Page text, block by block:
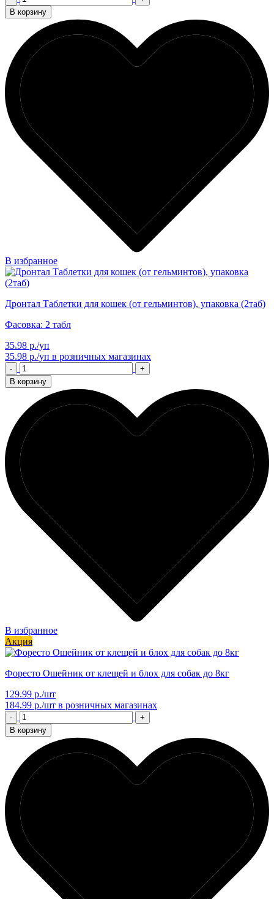
В корзину
В избранное
Дронтал Таблетки для кошек (от гельминтов), упаковка (2таб)
Фасовка: 2 табл
35.98 р./уп
35.98 р./уп в розничных магазинах
-
+
В корзину
В избранное
Акция
Форесто Ошейник от клещей и блох для собак до 8кг
129.99 р./шт
184.99 р./шт в розничных магазинах
-
+
В корзину